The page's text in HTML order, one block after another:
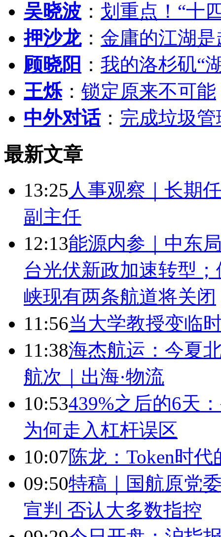
吴晓波 ： 划重点！“十
押沙龙： 金庸的江湖
顾晓阳 ： 我的洛杉矶“
王烁： 锁定原来不可能
中外对话： 完成垃圾管
最新文章
13:25 人事观察｜长期
副主任
12:13能源内参｜中东
台光伏新政加速转型
峡现有两条航道将关闭
11:56当大学教授变临
11:38海杰航运：今夏
航次｜出海·物流
10:53439%之后的6天
为何走入杠杆误区
10:07陈龙：Token时
09:50特稿｜国航原党
宣判 否认大多数指控